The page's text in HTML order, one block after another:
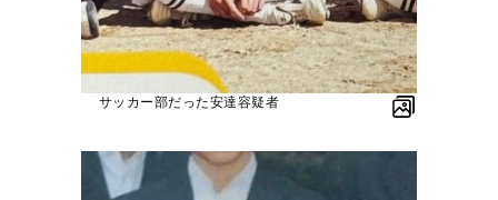
サッカー部だった安達容疑者